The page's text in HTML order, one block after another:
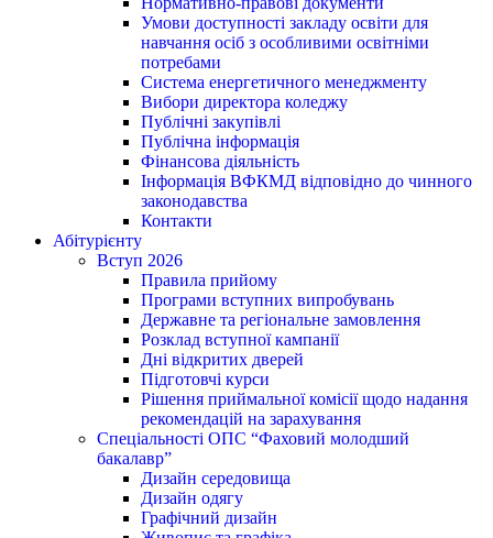
Умови доступності закладу освіти для
навчання осіб з особливими освітніми
потребами
Система енергетичного менеджменту
Вибори директора коледжу
Публічні закупівлі
Публічна інформація
Фінансова діяльність
Інформація ВФКМД відповідно до чинного
законодавства
Контакти
Абітурієнту
Вступ 2026
Правила прийому
Програми вступних випробувань
Державне та регіональне замовлення
Розклад вступної кампанії
Дні відкритих дверей
Підготовчі курси
Рішення приймальної комісії щодо надання
рекомендацій на зарахування
Спеціальності ОПС “Фаховий молодший
бакалавр”
Дизайн середовища
Дизайн одягу
Графічний дизайн